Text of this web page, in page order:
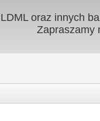
oraz innych
Zapraszamy